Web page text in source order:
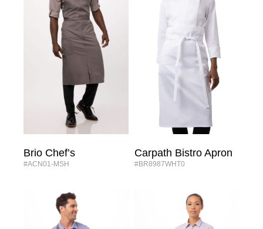
Brio Chef’s
#ACN01-MSH
Carpath Bistro Apron
#BR8987WHT0